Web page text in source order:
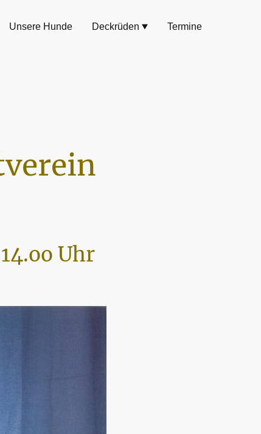
Unsere Hunde Deckrüden Termine
Uhr